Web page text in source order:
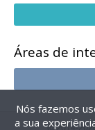
Áreas de
@2014-
Nós fazemos
a sua